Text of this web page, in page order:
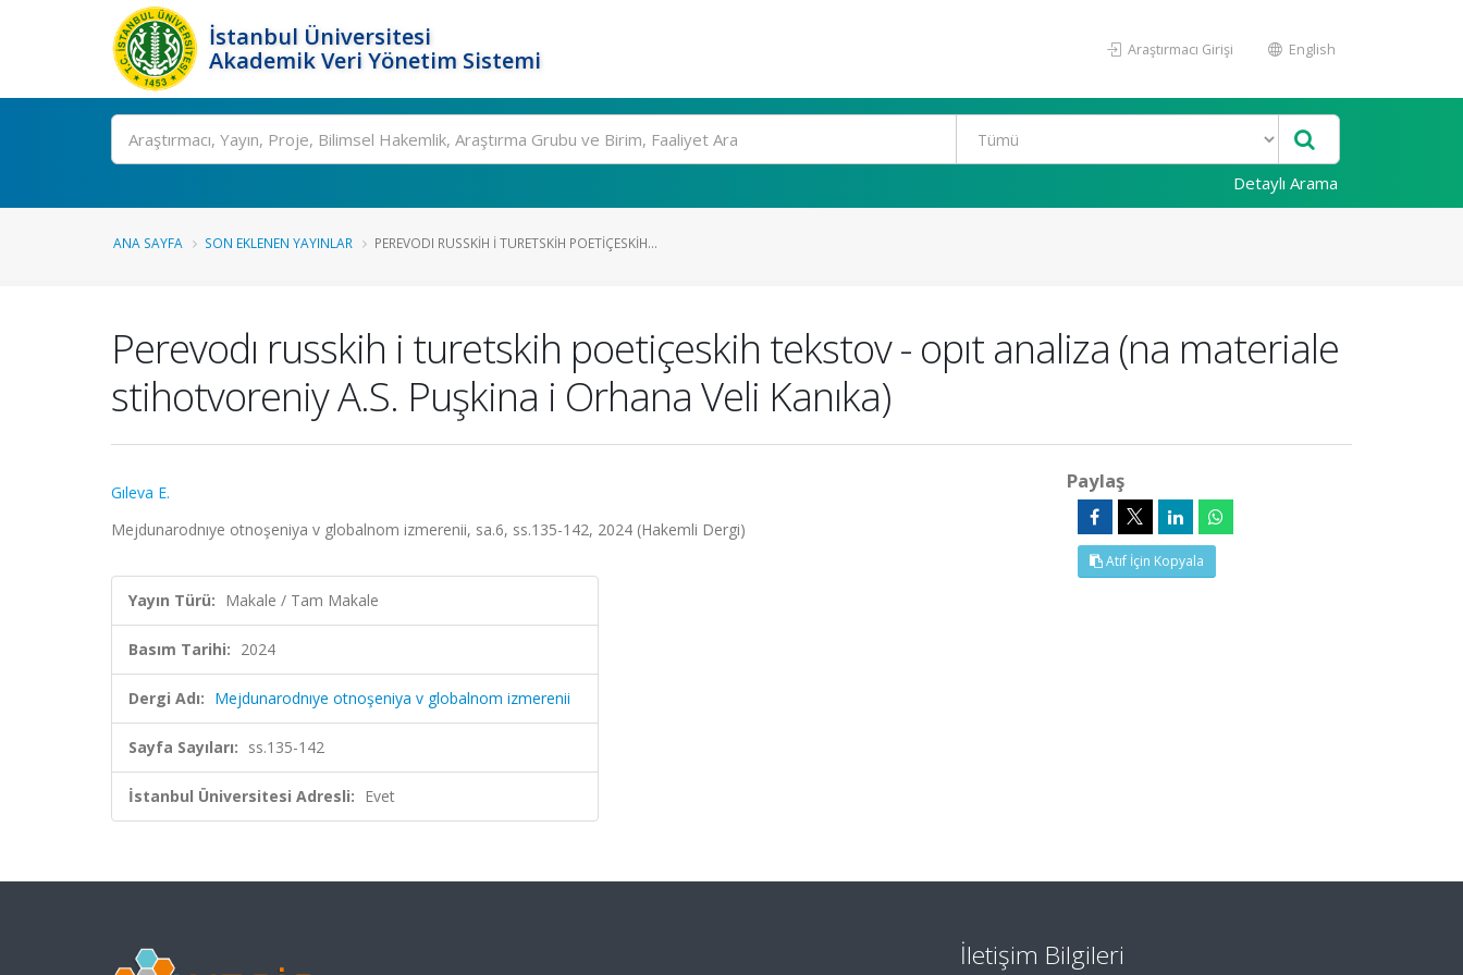
İstanbul Üniversitesi
Akademik Veri Yönetim Sistemi
Araştırmacı Girişi English
Ara
Detaylı Arama
ANA SAYFA SON EKLENEN YAYINLAR PEREVODI RUSSKIH I TURETSKIH POETIÇESKIH...
Perevodı russkih i turetskih poetiçeskih tekstov - opıt analiza (na materiale
stihotvoreniy A.S. Puşkina i Orhana Veli Kanıka)
Gıleva E.
Mejdunarodnıye otnoşeniya v globalnom izmerenii, sa.6, ss.135-142, 2024 (Hakemli Dergi)
Yayın Türü: Makale / Tam Makale
Basım Tarihi: 2024
Dergi Adı: Mejdunarodnıye otnoşeniya v globalnom izmerenii
Sayfa Sayıları: ss.135-142
İstanbul Üniversitesi Adresli: Evet
Paylaş
Atıf İçin Kopyala
İletişim Bilgileri